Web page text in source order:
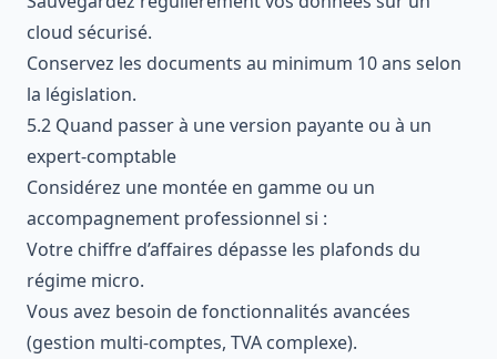
cloud sécurisé.
Conservez les documents au minimum 10 ans selon
la législation.
5.2 Quand passer à une version payante ou à un
expert-comptable
Considérez une montée en gamme ou un
accompagnement professionnel si :
Votre chiffre d’affaires dépasse les plafonds du
régime micro.
Vous avez besoin de fonctionnalités avancées
(gestion multi-comptes, TVA complexe).